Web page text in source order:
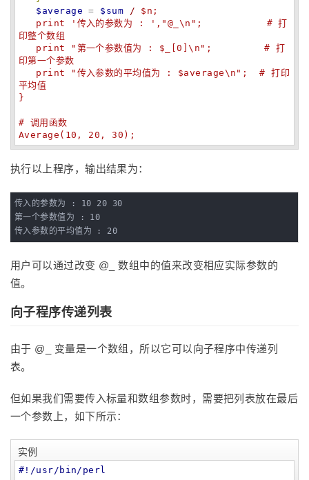
$average = $sum / $n;
印整个数组
印第一个参数
平均值
}
# 调用函数
Average(10, 20, 30);
执行以上程序，输出结果为：
传入的参数为 : 10 20 30
第一个参数值为 : 10
传入参数的平均值为 : 20
用户可以通过改变 @_ 数组中的值来改变相应实际参数的
值。
向子程序传递列表
由于 @_ 变量是一个数组，所以它可以向子程序中传递列
表。
但如果我们需要传入标量和数组参数时，需要把列表放在最后
一个参数上，如下所示：
实例
#!/usr/bin/perl